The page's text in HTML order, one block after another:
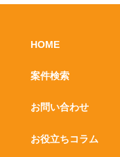
HOME
案件検索
お問い合わせ
お役立ちコラム